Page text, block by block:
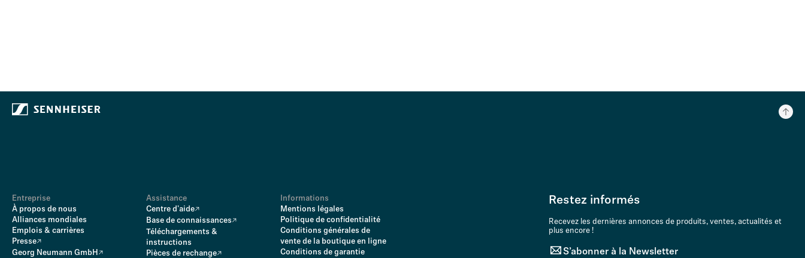
Entreprise
À propos de nous
Alliances mondiales
Emplois & carrières
Presse
Georg Neumann GmbH
Assistance
Centre d'aide
Base de connaissances
Téléchargements &
instructions
Pièces de rechange
Informations
Mentions légales
Politique de confidentialité
Conditions générales de
vente de la boutique en ligne
Conditions de garantie
Restez informés
Recevez les dernières annonces de produits, ventes, actualités et
plus encore !
S’abonner à la Newsletter